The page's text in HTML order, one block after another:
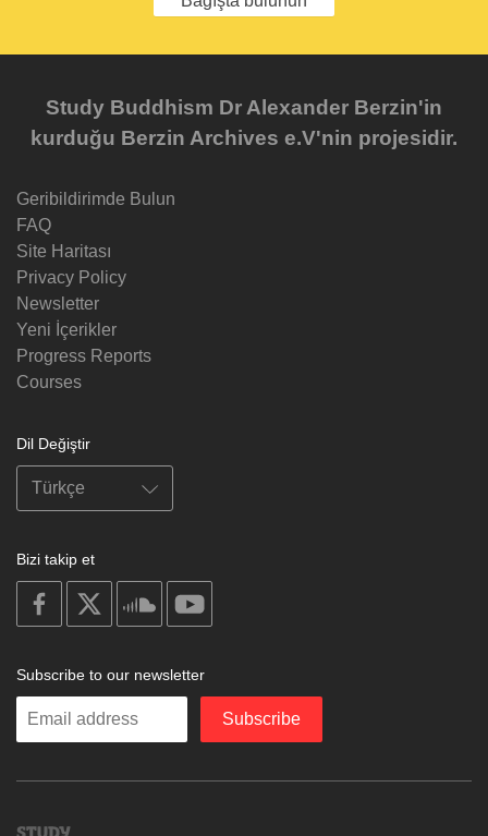
Study Buddhism Dr Alexander Berzin'in
kurduğu Berzin Archives e.V'nin projesidir.
Geribildirimde Bulun
FAQ
Site Haritası
Privacy Policy
Newsletter
Yeni İçerikler
Progress Reports
Courses
Dil Değiştir
Bizi takip et
on
facebook
soundcloud
Subscribe to our newsletter
Enter
Subscribe
Study